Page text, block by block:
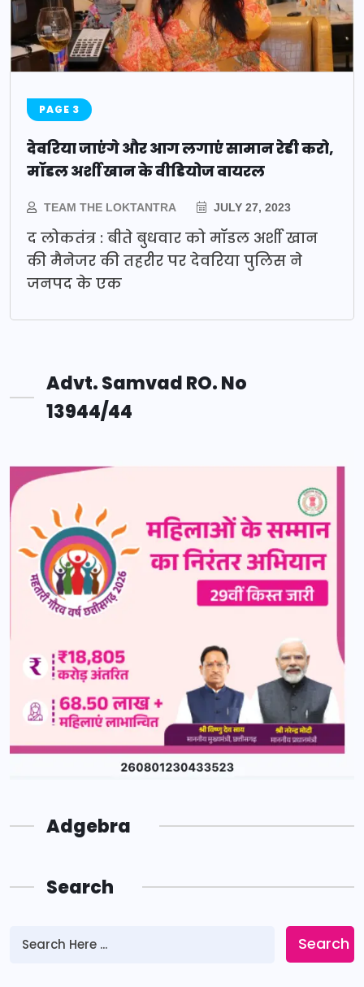
PAGE 3
देवरिया जाएंगे और आग लगाएं सामान रेडी करो,
मॉडल अर्शी खान के वीडियोज वायरल
TEAM THE LOKTANTRA JULY 27, 2023
द लोकतंत्र : बीते बुधवार को मॉडल अर्शी खान
की मैनेजर की तहरीर पर देवरिया पुलिस ने
जनपद के एक
Advt. Samvad RO. No
13944/44
Adgebra
Search
Search